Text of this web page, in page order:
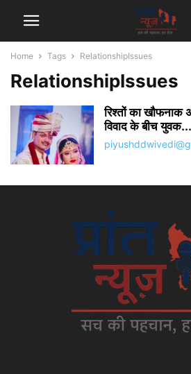
Home Tags RelationshipIssues
RelationshipIssues
रिश्तों का खौफनाक
विवाद के बीच युवक...